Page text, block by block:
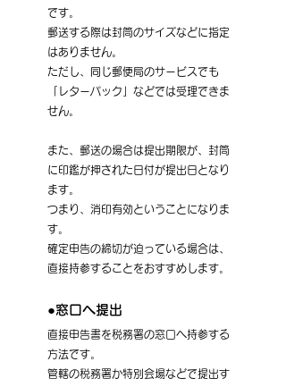
です。
郵送する際は封筒のサイズなどに指定
はありません。
ただし、同じ郵便局のサービスでも
「レターパック」などでは受理できま
せん。
また、郵送の場合は提出期限が、封筒
に印鑑が押された日付が提出日となり
ます。
つまり、消印有効ということになりま
す。
確定申告の締切が迫っている場合は、
直接持参することをおすすめします。
●窓口へ提出
直接申告書を税務署の窓口へ持参する
方法です。
管轄の税務署か特別会場などで提出す